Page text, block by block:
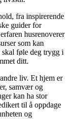
fra inspirerende
guider for
husrenoverer
som kan
skal føle deg trygg i
ditt.
liv. Et hjem er
samvær og
kan ha stor
til å oppdage
og